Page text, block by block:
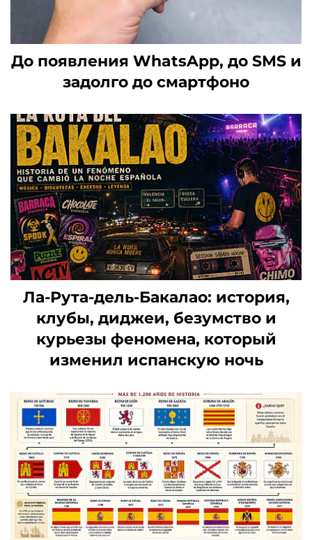
До появления WhatsApp, до SMS и
задолго до смартфоно
Ла-Рута-дель-Бакалао: история,
клубы, диджеи, безумство и
курьезы феномена, который
изменил испанскую ночь